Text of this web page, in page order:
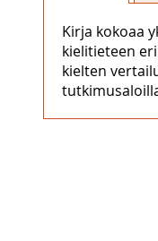
bildgalleriet
Kirja kokoaa
kielitieteen
kielten